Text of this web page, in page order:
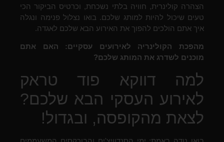
הצהרה קולינרית, חוויה בלתי נשכחת, וכרטיס הביקור הכי
טעים שיכול להיות למותג שלכם. בואו נצלול פנימה ונגלה
איך אתם הולכים להפוך את האירוע הבא שלכם לאגדה.
מהפכת הקולינריה לאירועים עסקיים: האם אתם
מוכנים לשדרג את המותג שלכם?
למה דווקא פוד טראק
לאירוע העסקי הבא שלכם?
לצאת מהקופסה, ובגדול!